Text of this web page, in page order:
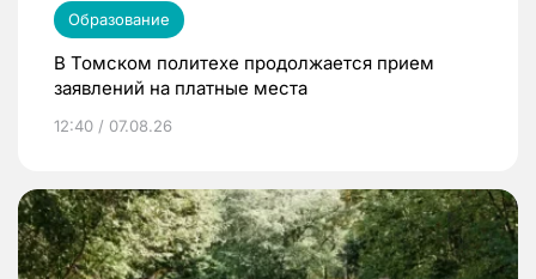
Образование
В Томском политехе продолжается прием
заявлений на платные места
12:40 / 07.08.26